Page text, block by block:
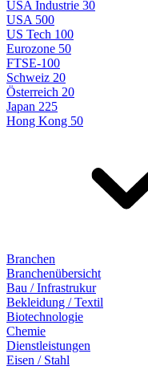
USA Industrie 30
USA 500
US Tech 100
Eurozone 50
FTSE-100
Schweiz 20
Österreich 20
Japan 225
Hong Kong 50
Branchen
Branchenübersicht
Bau / Infrastrukur
Bekleidung / Textil
Biotechnologie
Chemie
Dienstleistungen
Eisen / Stahl